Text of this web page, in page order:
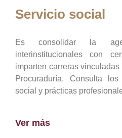
Servicio social
Es consolidar la
interinstitucionales con
imparten carreras
Procuraduría, Consulta
social y prácticas
Ver más